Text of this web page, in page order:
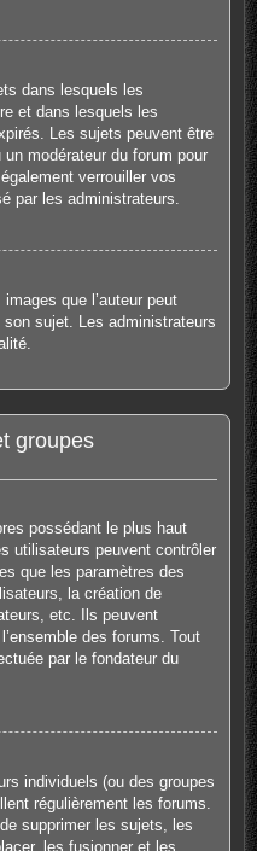
dans lesquels les
et dans lesquels les
Les sujets peuvent être
modérateur du forum pour
verrouiller vos
par les administrateurs.
que l’auteur peut
son sujet. Les administrateurs
groupes
possédant le plus haut
utilisateurs peuvent contrôler
que les paramètres des
la création de
etc. Ils peuvent
des forums. Tout
par le fondateur du
individuels (ou des groupes
régulièrement les forums.
supprimer les sujets, les
les fusionner et les